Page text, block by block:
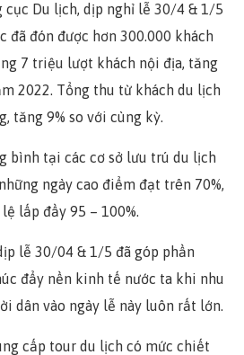
cục Du lịch, dịp nghỉ lễ 30/4 & 1/5
đã đón được hơn 300.000 khách
7 triệu lượt khách nội địa, tăng
2022. Tổng thu từ khách du lịch
tăng 9% so với cùng kỳ.
bình tại các cơ sở lưu trú du lịch
ngày cao điểm đạt trên 70%,
lấp đầy 95 – 100%.
lễ 30/04 & 1/5 đã góp phần
đẩy nền kinh tế nước ta khi nhu
dân vào ngày lễ này luôn rất lớn.
cấp tour du lịch có mức chiết